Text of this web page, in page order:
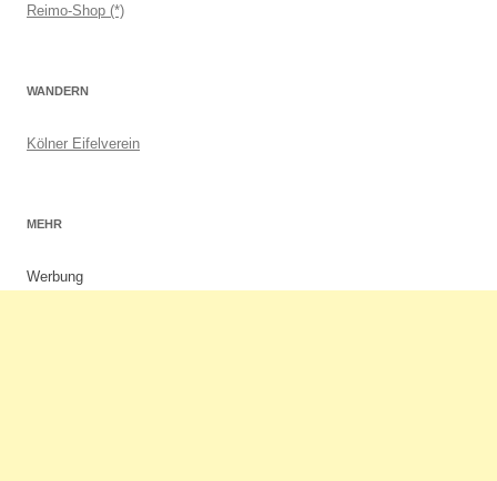
Reimo-Shop (*)
WANDERN
Kölner Eifelverein
MEHR
Werbung